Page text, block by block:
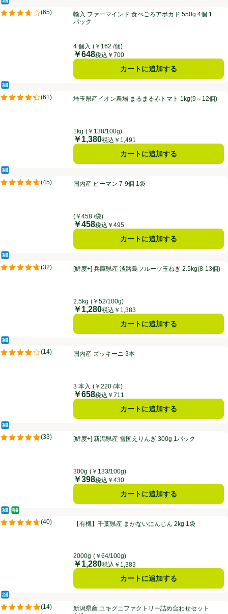
輸入 ファーマインド 食べごろアボカド 550g 4個 1パック
冷蔵食品
(65)
評価は65件のレビューで5点中3.7点。輸入 ファーマインド 食べごろアボカド 550g 4個 1
パック
4 個入 (￥162 /個)
価格
￥648税込￥700
カートに追加する
埼玉県産イオン農場 まるまる赤トマト 1kg(9～12個)
冷蔵食品
(61)
評価は61件のレビューで5点中4.4点。埼玉県産イオン農場 まるまる赤トマト 1kg(9～12個)
1kg (￥138/100g)
価格
￥1,380税込￥1,491
カートに追加する
国内産 ピーマン 7-9個 1袋
冷蔵食品
(45)
評価は45件のレビューで5点中4.6点。
国内産 ピーマン 7-9個 1袋
(￥458 /袋)
価格
￥458税込￥495
カートに追加する
[鮮度+] 兵庫県産 淡路島フルーツ玉ねぎ 2.5kg(8-13個)
冷蔵食品
(32)
評価は32件のレビューで5点中4.7点。[鮮度+] 兵庫県産 淡路島フルーツ玉ねぎ 2.5kg(8-13個)
2.5kg (￥52/100g)
価格
￥1,280税込￥1,383
カートに追加する
国内産 ズッキーニ 3本
冷蔵食品
(14)
評価は14件のレビューで5点中3.9点。
国内産 ズッキーニ 3本
3 本入 (￥220 /本)
価格
￥658税込￥711
カートに追加する
[鮮度+] 新潟県産 雪国えりんぎ 300g 1パック
冷蔵食品
(33)
評価は33件のレビューで5点中4.8点。[鮮度+] 新潟県産 雪国えりんぎ 300g 1パック
300g (￥133/100g)
価格
￥398税込￥430
カートに追加する
【有機】千葉県産 まかないにんじん 2kg 1袋
冷蔵食品
オーガニック/有機
(40)
評価は40件のレビューで5点中4.7点。【有機】千葉県産 まかないにんじん 2kg 1袋
2000g (￥64/100g)
価格
￥1,280税込￥1,383
カートに追加する
新潟県産 ユキグニファクトリー詰め合わせセット 440g
冷蔵食品
(14)
評価は14件のレビューで5点中4.9点。新潟県産 ユキグニファクトリー詰め合わせセット